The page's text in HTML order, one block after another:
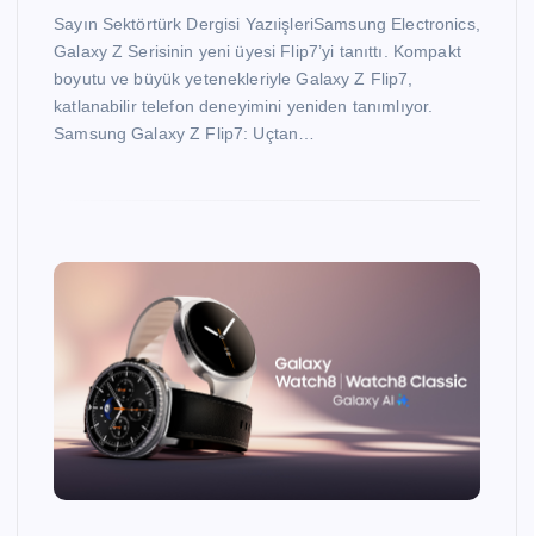
Sayın Sektörtürk Dergisi YazıişleriSamsung Electronics,
Galaxy Z Serisinin yeni üyesi Flip7’yi tanıttı. Kompakt
boyutu ve büyük yetenekleriyle Galaxy Z Flip7,
katlanabilir telefon deneyimini yeniden tanımlıyor.
Samsung Galaxy Z Flip7: Uçtan…